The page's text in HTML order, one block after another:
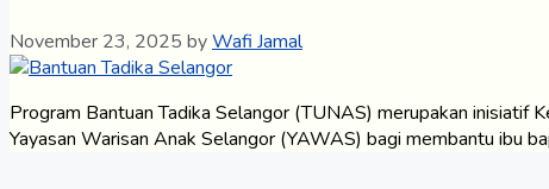
November 23, 2025 byWafi Jamal
Program Bantuan Tadika Selangor (TUNAS) merupakan inisiatif
Yayasan Warisan Anak Selangor (YAWAS) bagi membantu ibu